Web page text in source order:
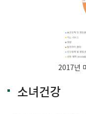
2017년
소녀건강